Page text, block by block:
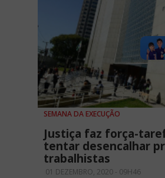
SEMANA DA EXECUÇÃO
Justiça faz força-
tentar desencalhar
trabalhistas
01 DEZEMBRO, 2020 - 09H46